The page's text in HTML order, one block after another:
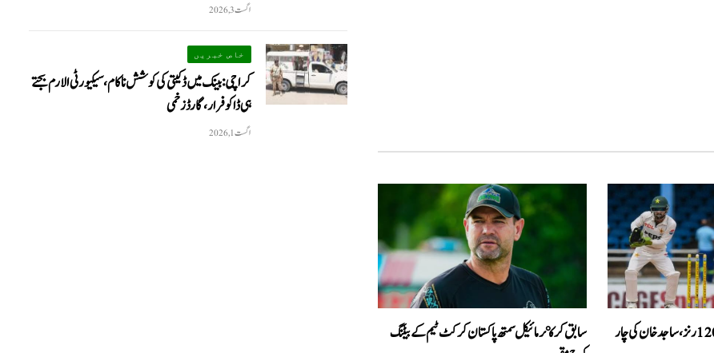
ویسٹ انڈیز کی 6 وکٹوں پر 120 رنز، ساجد خان کی چار
سابق کرکټر مائیکل سمتھ پاکستان کرکٹ ٹیم کے بیٹنگ
اگست 3, 2026
خاص خبریں
کراچی: بینک میں ڈکیتی کی کوشش ناکام، سیکیورٹی الارم بجتے
ہی ڈاکو فرار، گارڈ زخمی
اگست 1, 2026